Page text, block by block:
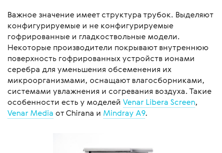
Важное значение имеет структура трубок. Выделяют
конфигурируемые и не конфигурируемые
гофрированные и гладкоствольные модели.
Некоторые производители покрывают внутреннюю
поверхность гофрированных устройств ионами
серебра для уменьшения обсеменения их
микроорганизмами, оснащают влагосборниками,
системами увлажнения и согревания воздуха. Такие
особенности есть у моделей Venar Libera Screen,
Venar Media от Chirana и Mindray A9.